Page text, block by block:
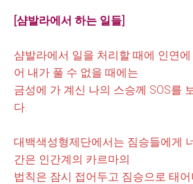
[샴발라에서 하는 일들]
샴발라에서 일을 처리할 때에 인연
어 내가 풀 수 없을 때에는
금성에 가 계신 나의 스승께 SOS를
다.
대백색성형제단에서는 짐승들에게
간은 인간계의 카르마의
법칙은 잠시 접어두고 짐승으로 태